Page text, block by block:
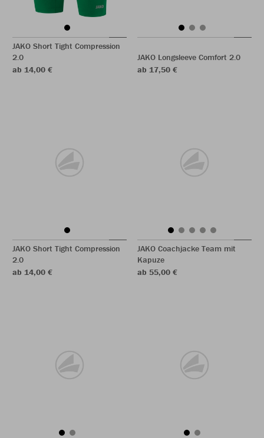
JAKO Short Tight Compression
2.0
ab 14,00 €
JAKO Longsleeve Comfort 2.0
ab 17,50 €
JAKO Short Tight Compression
2.0
ab 14,00 €
JAKO Coachjacke Team mit
Kapuze
ab 55,00 €